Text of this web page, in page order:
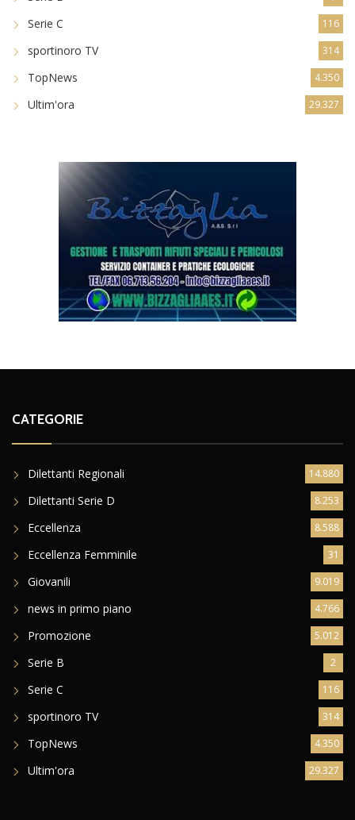
Serie C 116
sportinoro TV 314
TopNews 4.350
Ultim'ora 29.327
CATEGORIE
Dilettanti Regionali 14.880
Dilettanti Serie D 8.253
Eccellenza 8.588
Eccellenza Femminile 31
Giovanili 9.019
news in primo piano 4.766
Promozione 5.012
Serie B 2
Serie C 116
sportinoro TV 314
TopNews 4.350
Ultim'ora 29.327